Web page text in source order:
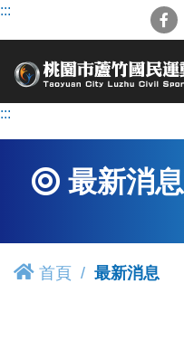
跳
容
:::
:::
最新消息
首頁 最新消息